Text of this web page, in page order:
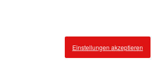
Einstellungen akzeptieren